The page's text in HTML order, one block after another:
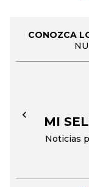
CONOZCA
MI
Noticias
←